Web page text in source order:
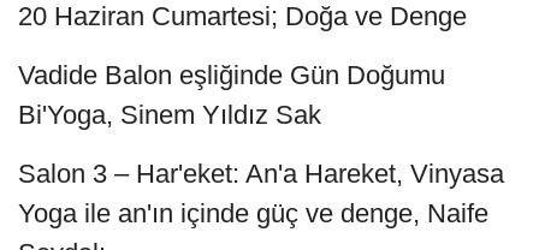
20 Haziran Cumartesi; Doğa ve Denge
Vadide Balon eşliğinde Gün Doğumu
Bi'Yoga, Sinem Yıldız Sak
Salon 3 – Har'eket: An'a Hareket, Vinyasa
Yoga ile an'ın içinde güç ve denge, Naife